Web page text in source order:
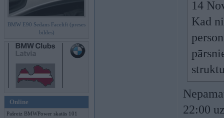
BMW E90 Sedans Facelift (preses
bildes)
Online
Pašreiz BMWPower skatās 101
14
Kad
22:00